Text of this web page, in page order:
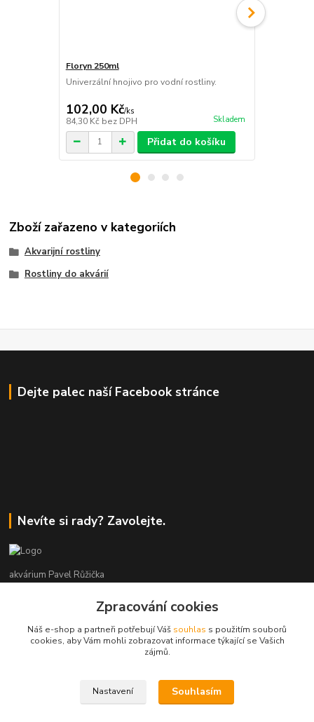
Floryn 250ml
Univerzální hnojivo pro vodní rostliny.
102,00 Kč/ks
84,30 Kč bez DPH Skladem
Přidat do košíku
Zboží zařazeno v kategoriích
Akvarijní rostliny
Rostliny do akvárií
Dejte palec naší Facebook stránce
Nevíte si rady? Zavolejte.
akvárium Pavel Růžička
+420 602 118 290
9:00 až 16:00 v pracovní dny
Zpracování cookies
Náš e-shop a partneři potřebují Váš souhlas s použitím souborů
cookies, aby Vám mohli zobrazovat informace týkající se Vašich
zájmů.
Nastavení Souhlasím